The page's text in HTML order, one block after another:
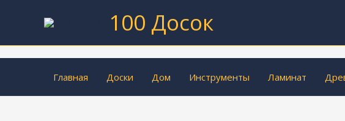
100 Досок
Главная Доски Дом Инструменты Ламинат